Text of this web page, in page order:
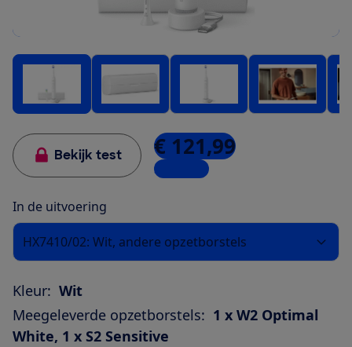
Bekijk test € 121,99
3 winkels
In de uitvoering
HX7410/02: Wit, andere opzetborstels
Kleur: Wit
Meegeleverde opzetborstels: 1 x W2 Optimal
White, 1 x S2 Sensitive